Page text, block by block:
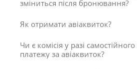
зміниться після бронювання?
Як отримати авіаквиток?
Чи є комісія у разі
платежу за авіаквиток?